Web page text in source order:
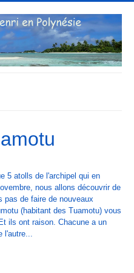
5 atolls de l'archipel qui en
nous allons découvrir de
pas de faire de nouveaux
(habitant des Tuamotu) vous
ils ont raison. Chacune a un